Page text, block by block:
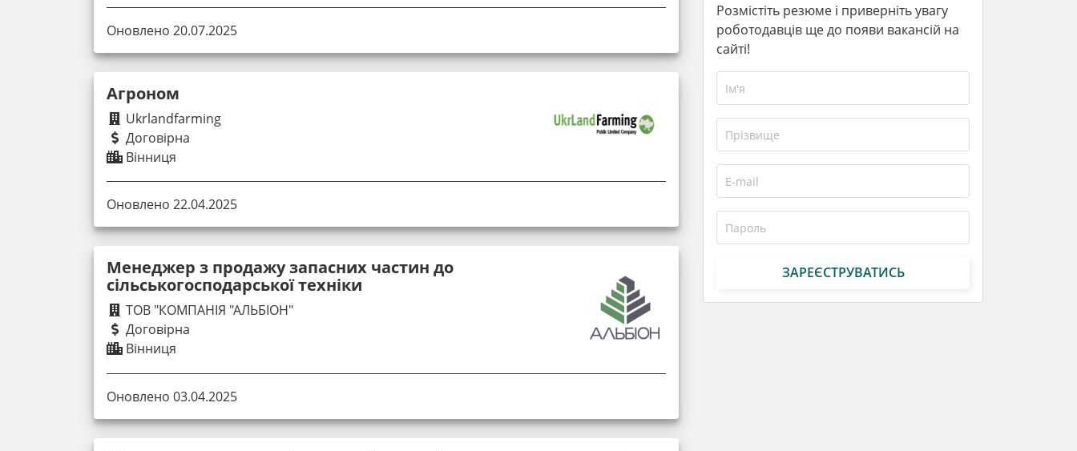
Оновлено 20.07.2025
Агроном
Ukrlandfarming
Договірна
Вінниця
Оновлено 22.04.2025
Менеджер з продажу запасних частин до
сільськогосподарської техніки
ТОВ "КОМПАНІЯ "АЛЬБІОН"
Договірна
Вінниця
Оновлено 03.04.2025
Розмістіть резюме і приверніть увагу
роботодавців ще до появи вакансій на
сайті!
ЗАРЕЄСТРУВАТИСЬ